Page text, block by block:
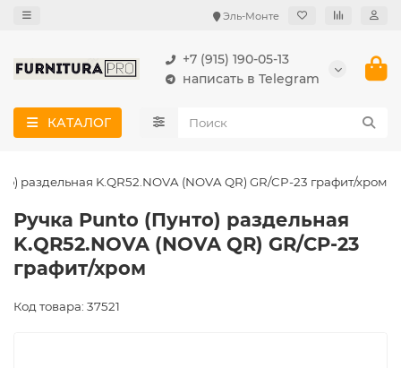
Эль-Монте
+7 (915) 190-05-13
написать в Telegram
КАТАЛОГ
раздельная K.QR52.NOVA (NOVA QR) GR/CP-23 графит/хром
Ручка Punto (Пунто) раздельная
K.QR52.NOVA (NOVA QR) GR/CP-23
графит/хром
Код товара: 37521